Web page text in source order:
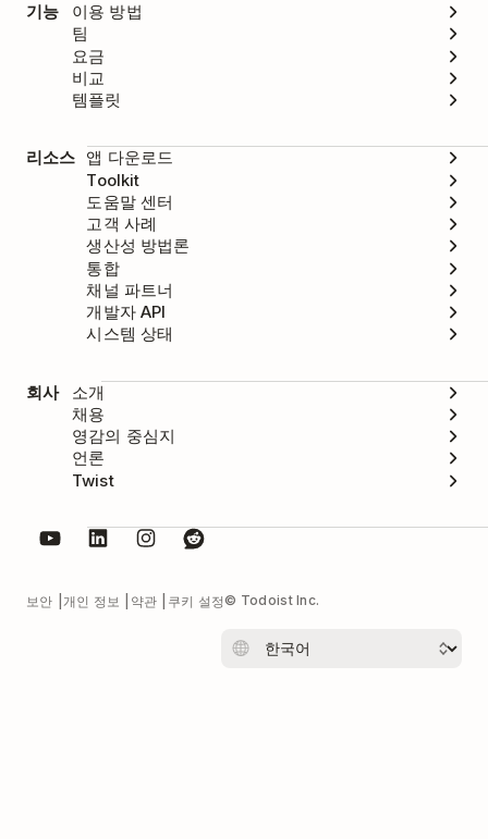
기능
이용 방법
팀
요금
비교
템플릿
리소스 앱 다운로드
Toolkit
도움말 센터
고객 사례
생산성 방법론
통합
채널 파트너
개발자 API
시스템 상태
회사
소개
채용
영감의 중심지
언론
Twist
보안 개인 정보 약관 쿠키 설정© Todoist Inc.